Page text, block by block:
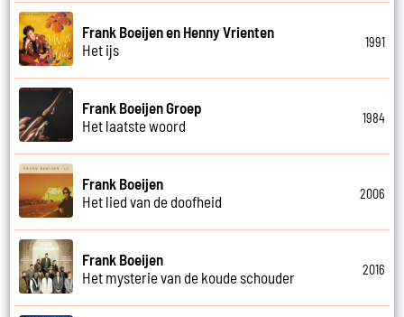
Frank Boeijen en Henny Vrienten
Het ijs
1991
Frank Boeijen Groep
Het laatste woord
1984
Frank Boeijen
Het lied van de doofheid
2006
Frank Boeijen
Het mysterie van de koude schouder
2016